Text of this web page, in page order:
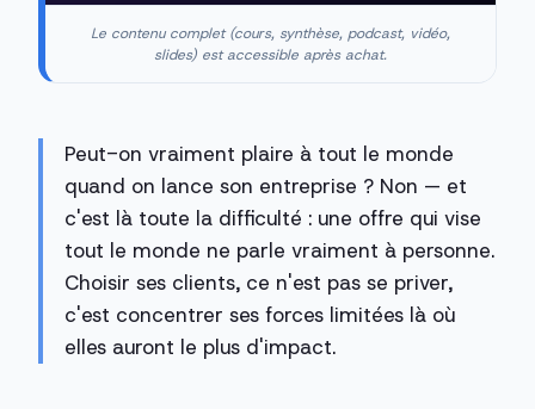
Le contenu complet (cours, synthèse, podcast, vidéo,
slides) est accessible après achat.
Peut-on vraiment plaire à tout le monde
quand on lance son entreprise ? Non — et
c'est là toute la difficulté : une offre qui vise
tout le monde ne parle vraiment à personne.
Choisir ses clients, ce n'est pas se priver,
c'est concentrer ses forces limitées là où
elles auront le plus d'impact.